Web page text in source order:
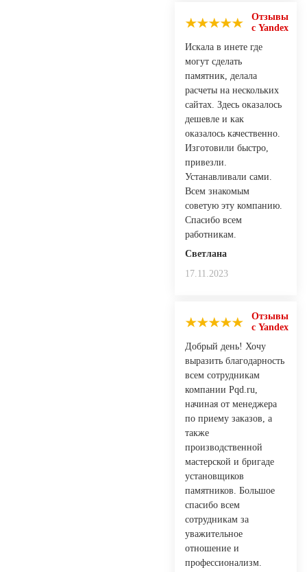
Отзывы
с Yandex
Искала в инете где
могут сделать
памятник, делала
расчеты на нескольких
сайтах. Здесь оказалось
дешевле и как
оказалось качественно.
Изготовили быстро,
привезли.
Устанавливали сами.
Всем знакомым
советую эту компанию.
Спасибо всем
работникам.
Светлана
17.11.2023
Отзывы
с Yandex
Добрый день! Хочу
выразить благодарность
всем сотрудникам
компании Pqd.ru,
начиная от менеджера
по приему заказов, а
также
производственной
мастерской и бригаде
установщиков
памятников. Большое
спасибо всем
сотрудникам за
уважительное
отношение и
профессионализм.